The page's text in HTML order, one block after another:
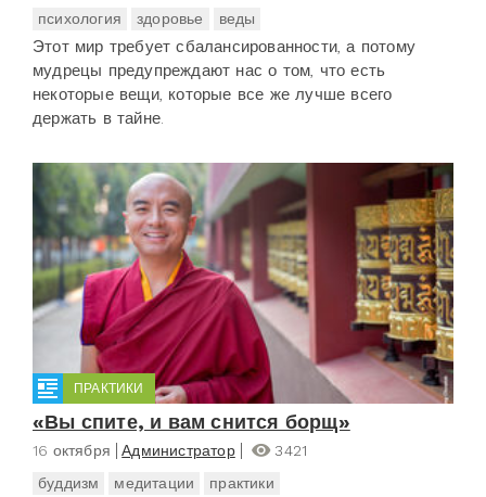
психология
здоровье веды
Этот мир требует сбалансированности, а потому
мудрецы предупреждают нас о том, что есть
некоторые вещи, которые все же лучше всего
держать в тайне.
ПРАКТИКИ
«Вы спите, и вам снится борщ»
16 октября Администратор
3421
буддизм
медитации практики